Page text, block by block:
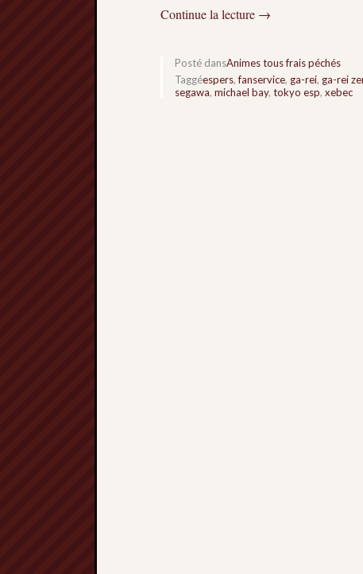
Continue la lecture →
Posté dansAnimes tous frais péchés
Taggéespers,fanservice, ga-rei, ga-rei
segawa, michael bay, tokyo esp, xebec